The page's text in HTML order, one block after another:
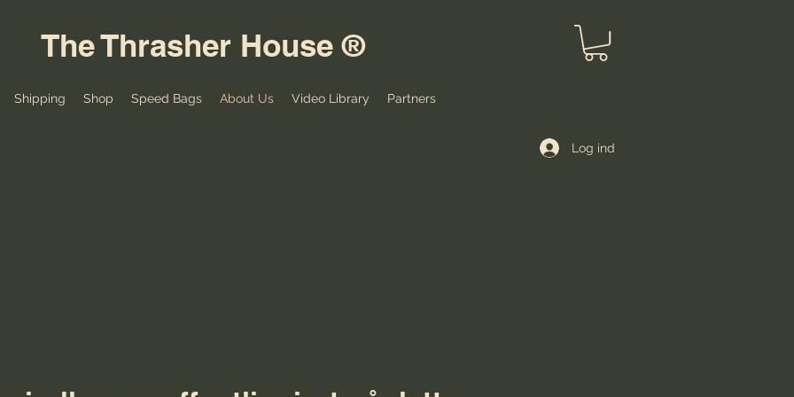
Shipping Shop Speed Bags About Us Video Library Partners
The Thrasher House ®
Log ind